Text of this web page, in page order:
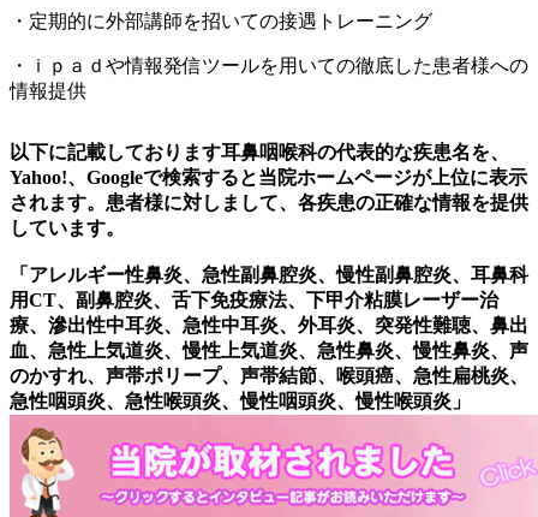
・定期的に外部講師を招いての接遇トレーニング
・ｉｐａｄや情報発信ツールを用いての徹底した患者様への
情報提供
以下に記載しております耳鼻咽喉科の代表的な疾患名を、
Yahoo!、Googleで検索すると当院ホームページが上位に表示
されます。患者様に対しまして、各疾患の正確な情報を提供
しています。
「アレルギー性鼻炎、急性副鼻腔炎、慢性副鼻腔炎、耳鼻科
用CT、副鼻腔炎、舌下免疫療法、下甲介粘膜レーザー治
療、滲出性中耳炎、急性中耳炎、外耳炎、突発性難聴、鼻出
血、急性上気道炎、慢性上気道炎、急性鼻炎、慢性鼻炎、声
のかすれ、声帯ポリープ、声帯結節、喉頭癌、急性扁桃炎、
急性咽頭炎、急性喉頭炎、慢性咽頭炎、慢性喉頭炎」